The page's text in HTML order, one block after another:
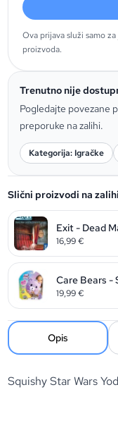
Ova prijava služi samo
proizvoda.
Trenutno nije
Pogledajte povezane
preporuke na zalihi.
Kategorija: Igračke
Slični proizvodi na zalihi
Exit - Dead
16,99€
Care Bears -
19,99€
Opis
Squishy Star Wars